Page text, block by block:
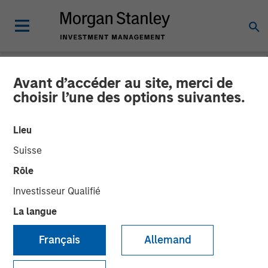
Avant d’accéder au site, merci de
choisir l’une des options suivantes.
Lieu
Suisse
Rôle
Investisseur Qualifié
La langue
Français Allemand
NEWSROOM
Zeitview Acquires Insight M
to Bring ROI-Driven
Methane Detection and
Asset Intelligence to Oil &
Gas Operators